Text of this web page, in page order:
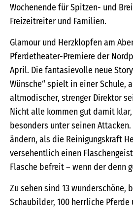
Wochenende für Spitzen- und
Freizeitreiter und Familien.
Glamour und Herzklopfen am
Pferdetheater-Premiere der
April. Die fantasievolle neue
Wünsche“ spielt in einer Schule,
altmodischer, strenger Direktor
Nicht alle kommen gut damit
besonders unter seinen
ändern, als die Reinigungskraft
versehentlich einen
Flasche befreit – wenn der denn
Zu sehen sind 13 wunderschöne,
Schaubilder, 100 herrliche Pferde